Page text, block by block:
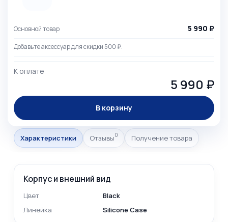
Основной товар 5 990 ₽
Добавьте аксессуар для скидки 500 ₽.
К оплате
5 990 ₽
В корзину
Характеристики Отзывы0 Получение товара
Корпус и внешний вид
Цвет
Black
Линейка
Silicone Case